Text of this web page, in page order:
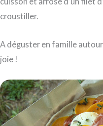
croustiller.
A déguster en famille
joie !